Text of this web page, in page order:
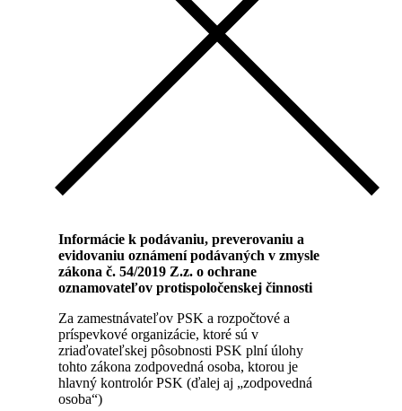
Informácie k podávaniu, preverovaniu a
evidovaniu oznámení podávaných v zmysle
zákona č. 54/2019 Z.z. o ochrane
oznamovateľov protispoločenskej činnosti
Za zamestnávateľov PSK a rozpočtové a
príspevkové organizácie, ktoré sú v
zriaďovateľskej pôsobnosti PSK plní úlohy
tohto zákona zodpovedná osoba, ktorou je
hlavný kontrolór PSK (ďalej aj „zodpovedná
osoba“)